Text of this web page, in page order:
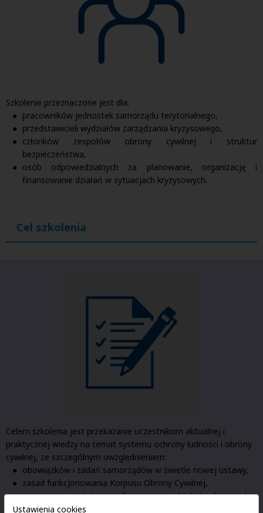
Szkolenie przeznaczone jest dla:
pracowników jednostek samorządu terytorialnego,
przedstawicieli wydziałów zarządzania kryzysowego,
członków zespołów obrony cywilnej i struktur
bezpieczeństwa,
osób odpowiedzialnych za planowanie, organizację i
finansowanie działań w sytuacjach kryzysowych.
Cel szkolenia
Celem szkolenia jest przekazanie uczestnikom aktualnej i
praktycznej wiedzy na temat systemu ochrony ludności i obrony
cywilnej, ze szczególnym uwzględnieniem:
obowiązków i zadań samorządów w świetle nowej ustawy,
zasad funkcjonowania Korpusu Obrony Cywilnej,
organizacji zasobów oraz finansowania działań ochronnych,
współpracy z innymi podmiotami i instytucjami na poziomie
Ustawienia cookies